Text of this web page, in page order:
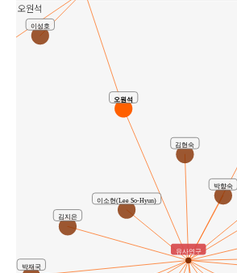
오원석
이성호
김지은
김현숙
박재국
박향숙
이소현(Lee So-Hyun)
오원석
유사연구